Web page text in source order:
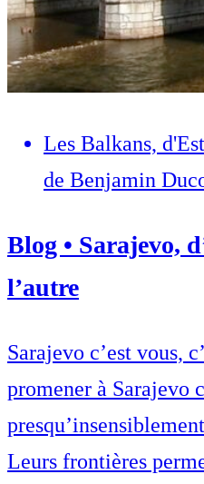
Les Balkans,
de Benjamin
Blog • Sarajevo,
l’autre
Sarajevo c’est vous,
promener à Sarajevo
Leurs frontières